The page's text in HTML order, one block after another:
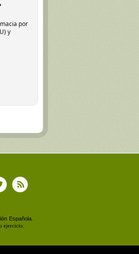
por
y
Española
ejercicio.